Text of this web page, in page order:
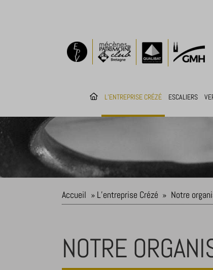
L’ENTREPRISE CRÉZÉ ESCALIERS
Accueil » L’entreprise Crézé » Notre
NOTRE